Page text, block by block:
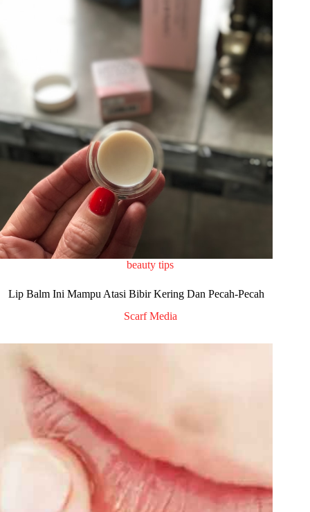
beauty tips
Lip Balm Ini Mampu Atasi Bibir Kering Dan Pecah-Pecah
Scarf Media